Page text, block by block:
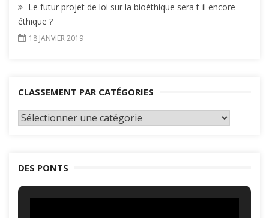
Le futur projet de loi sur la bioéthique sera t-il encore
éthique ?
18 JANVIER 2019
CLASSEMENT PAR CATÉGORIES
Classement
DES PONTS